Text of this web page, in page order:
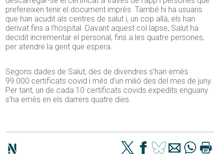
prefereixen tenir el document imprès. També hi ha usuaris
que han acudit als centres de salut i, un cop allà, els han
derivat fins a l’hospital. Davant aquest col·lapse, Salut ha
decidit incrementar el personal, fins a les quatre persones,
per atendre la gent que espera.
Segons dades de Salut, des de divendres s’han emès
99.000 certificats covid i més d’un milió des del mes de juny.
Per tant, un de cada 10 certificats covids expedits enguany
s’ha emès en els darrers quatre dies.